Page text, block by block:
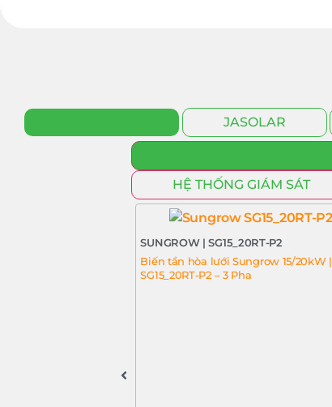
JASOLAR
HỆ THỐNG GIÁM SÁT
SUNGROW | SG15_20RT-P2
Biến tần hòa lưới Sungrow 15/20kW |
SG15_20RT-P2 – 3 Pha